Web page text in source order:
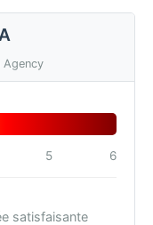
Agency
5 6
satisfaisante